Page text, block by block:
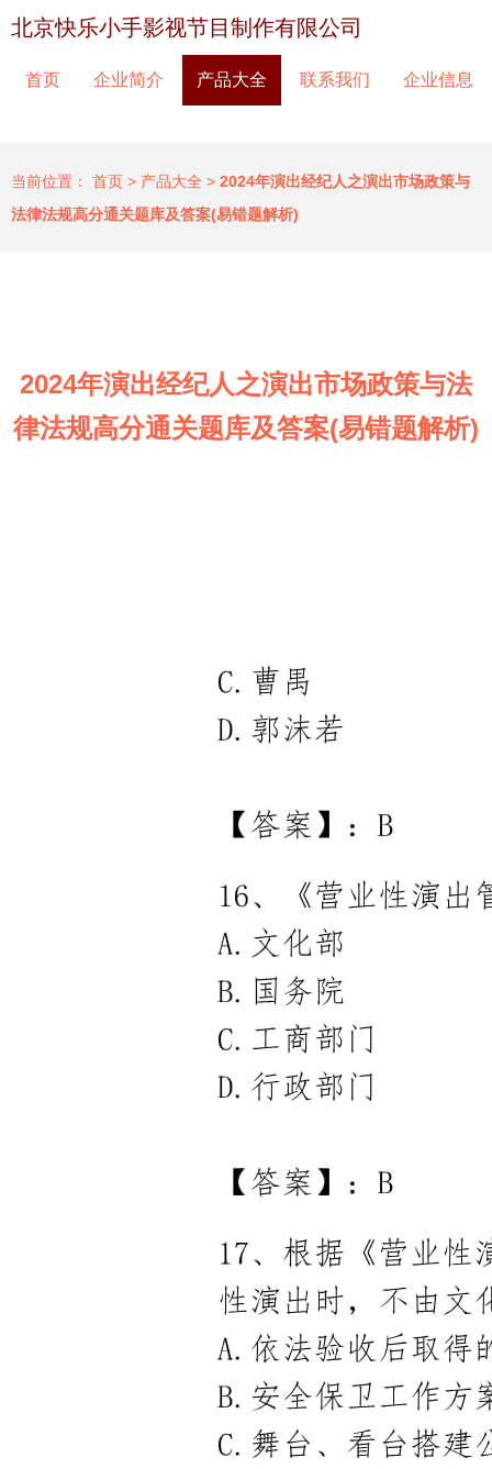
北京快乐小手影视节目制作有限公司
首页 企业简介 产品大全 联系我们 企业信息
当前位置： 首页 > 产品大全 > 2024年演出经纪人之演出市场政策与
法律法规高分通关题库及答案(易错题解析)
2024年演出经纪人之演出市场政策与法
律法规高分通关题库及答案(易错题解析)